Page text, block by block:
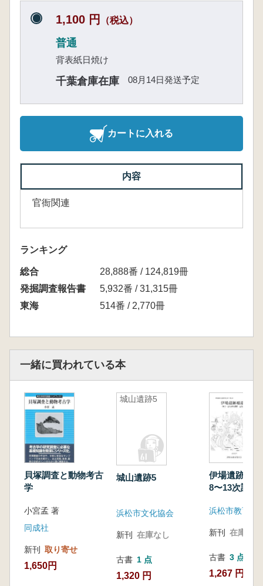
1,100 円 （税込）
普通
背表紙日焼け
千葉倉庫在庫 08月14日発送予定
カートに入れる
内容
官衙関連
ランキング
総合
28,888番 / 124,819冊
発掘調査報告書
5,932番 / 31,315冊
東海
514番 / 2,770冊
一緒に買われている本
貝塚調査と動物考古
学
小宮孟 著
同成社
新刊 取り寄せ
1,650円
城山遺跡5
城山遺跡5
浜松市文化協会
新刊 在庫なし
古書 1 点
1,320 円
伊場遺跡補
8〜13次調査
浜松市教育委
新刊 在庫なし
古書 3 点
1,267 円~